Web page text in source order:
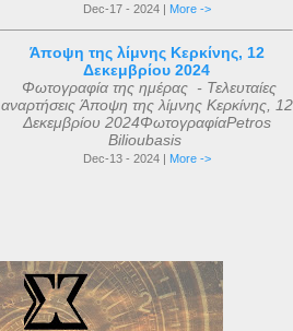
Dec-17 - 2024 | More ->
Άποψη της λίμνης Κερκίνης, 12
Δεκεμβρίου 2024
Φωτογραφία της ημέρας - Τελευταίες
αναρτήσεις Άποψη της λίμνης Κερκίνης, 12
Δεκεμβρίου 2024ΦωτογραφίαPetros
Bilioubasis
Dec-13 - 2024 | More ->